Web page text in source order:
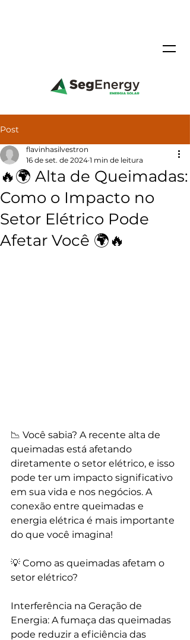
Post
🔥🌍 Alta de Queimadas:
Como o Impacto no
Setor Elétrico Pode
Afetar Você 🌍🔥
flavinhasilvestron
16 de set. de 2024 1 min de leitura
📉 Você sabia? A recente alta de
queimadas está afetando
diretamente o setor elétrico, e isso
pode ter um impacto significativo
em sua vida e nos negócios. A
conexão entre queimadas e
energia elétrica é mais importante
do que você imagina!
💡 Como as queimadas afetam o
setor elétrico?
Interferência na Geração de
Energia: A fumaça das queimadas
pode reduzir a eficiência das